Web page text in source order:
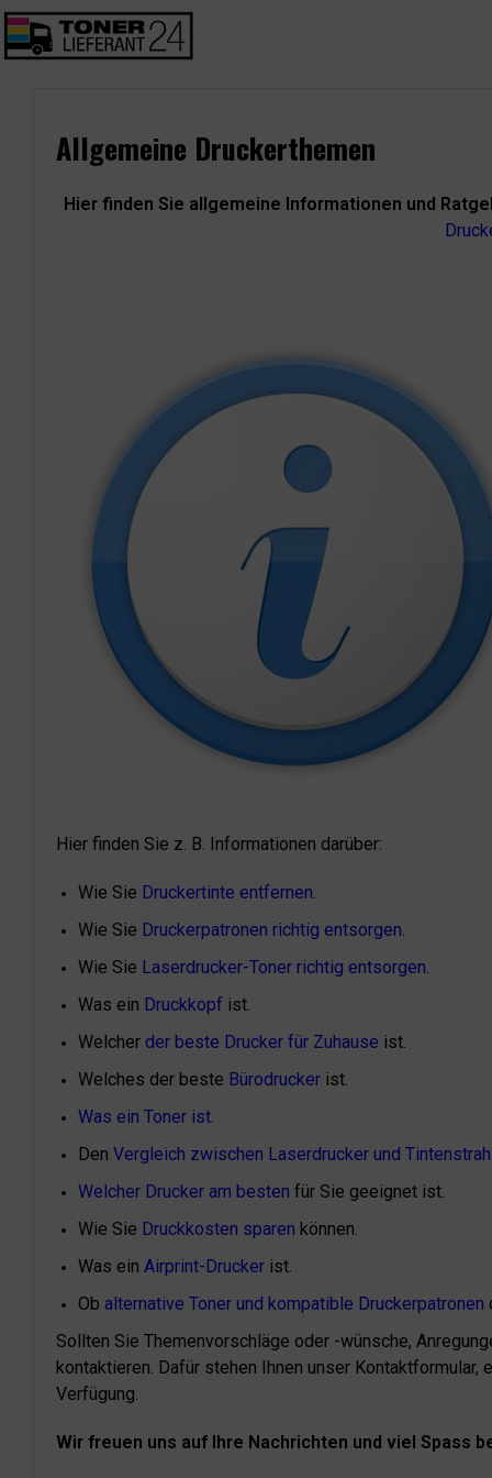
Allgemeine Druckerthemen
Hier finden Sie allgemeine Informationen und
Hier finden Sie z. B. Informationen darüber:
Wie Sie Druckertinte entfernen.
Wie Sie Druckerpatronen richtig entsorgen.
Wie Sie Laserdrucker-Toner richtig entsorgen.
Was ein Druckkopf ist.
Welcher der beste Drucker für Zuhause ist.
Welches der beste Bürodrucker ist.
Was ein Toner ist.
Den Vergleich zwischen Laserdrucker und
Welcher Drucker am besten für Sie geeignet ist.
Wie Sie Druckkosten sparen können.
Was ein Airprint-Drucker ist.
Ob alternative Toner und kompatible Druckerpatronen
Sollten Sie Themenvorschläge oder -wünsche,
kontaktieren. Dafür stehen Ihnen unser
Verfügung.
Wir freuen uns auf Ihre Nachrichten und viel Spass